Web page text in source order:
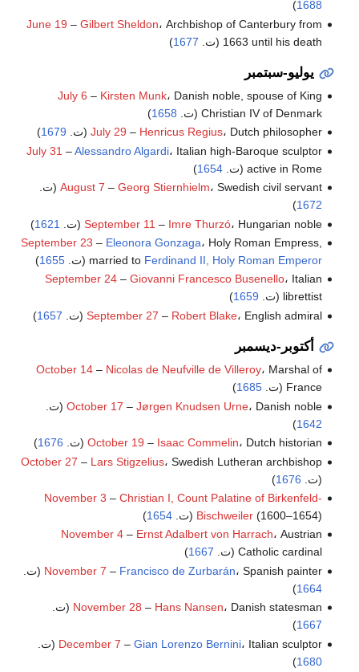
1688
)
June 19 – Gilbert Sheldon، Archbishop of Canterbury from
1663 until his death (ت.
1677
)
يوليو-سبتمبر
July 6 – Kirsten Munk، Danish noble, spouse of King
Christian IV of Denmark (ت.
1658
)
July 29 – Henricus Regius، Dutch philosopher (ت. 1679
)
July 31 –Alessandro Algardi، Italian high-Baroque sculptor
active in Rome (ت.
1654
)
August 7 – Georg Stiernhielm، Swedish civil servant (ت.
1672
)
September 11 – Imre Thurzó، Hungarian noble (ت. 1621
)
September 23 – Eleonora Gonzaga، Holy Roman Empress,
married to Ferdinand II, Holy Roman Emperor (ت.1655
)
September 24– Giovanni Francesco Busenello، Italian
librettist (ت.
1659
)
September 27 – Robert Blake، English admiral (ت. 1657
)
أكتوبر-ديسمبر
October 14– Nicolas de Neufville de Villeroy، Marshal of
France (ت.
1685
)
October 17 – Jørgen Knudsen Urne، Danish noble (ت.
1642
)
October 19 – Isaac Commelin، Dutch historian (ت. 1676
)
October 27 – Lars Stigzelius، Swedish Lutheran archbishop
(ت. 1676
)
November 3 – Christian I, Count Palatine of Birkenfeld-
Bischweiler(1600–1654) (ت. 1654
)
November 4– Ernst Adalbert von Harrach، Austrian
Catholic cardinal (ت.
1667
)
November 7 – Francisco de Zurbarán، Spanish painter (ت.
1664
)
November 28 – Hans Nansen، Danish statesman (ت.
1667
)
December 7 – Gian Lorenzo Bernini، Italian sculptor (ت.
1680
)